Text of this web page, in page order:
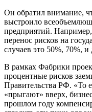
Он обратил внимание,
выстроило
предприятий.
перенос рисков на
случаев это 50%, 70%,
В рамках Фабрики
процентные рисков
Правительства РФ. «То
«прыгают» вверх,
прошлом году